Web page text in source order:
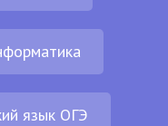
язык ОГЭ